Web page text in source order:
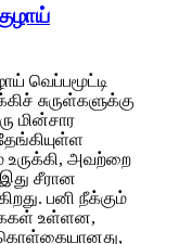
வெப்பமூட்டி
சுருள்களுக்கு
மின்சார
உருக்கி, அவற்றை
சீரான
பனி நீக்கும்
உள்ளன,